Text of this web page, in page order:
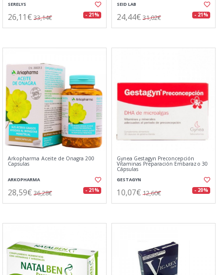
SERELYS
26,11€ 33,14€ - 21%
SEID LAB
24,44€ 31,02€ - 21%
Arkopharma Aceite de Onagra 200
Capsulas
ARKOPHARMA
28,59€ 36,28€ - 21%
Gynea Gestagyn Preconcepción
Vitaminas Preparación Embarazo 30
Cápsulas
GESTAGYN
10,07€ 12,60€ - 20%